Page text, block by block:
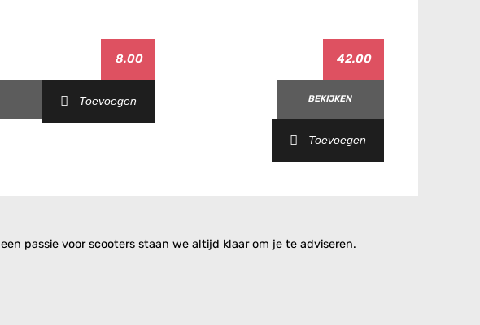
8.00
Toevoegen
42.00
BEKIJKEN
Toevoegen
passie voor scooters staan we altijd klaar om je te adviseren.